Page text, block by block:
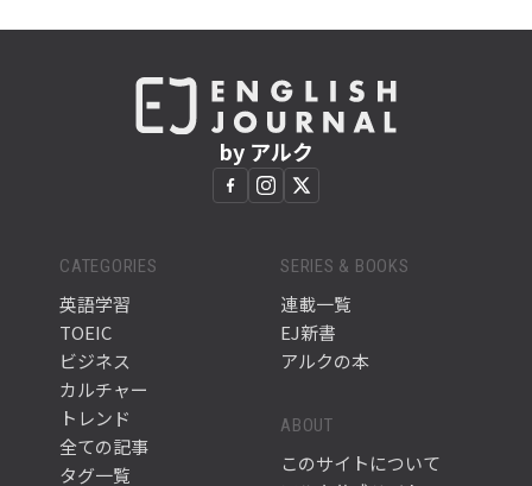
by アルク
CATEGORIES
英語学習
TOEIC
ビジネス
カルチャー
トレンド
全ての記事
タグ一覧
SERIES & BOOKS
連載一覧
EJ新書
アルクの本
ABOUT
このサイトについて